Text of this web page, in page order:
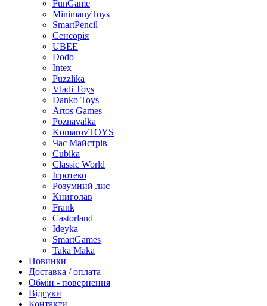
FunGame
MinimanyToys
SmartPencil
Сенсорія
UBEE
Dodo
Intex
Puzzlika
Vladi Toys
Danko Toys
Artos Games
Poznavalka
KomarovTOYS
Час Майстрів
Cubika
Classic World
Ігротеко
Розумний лис
Книголав
Frank
Castorland
Ideyka
SmartGames
Taka Maka
Новинки
Доставка / оплата
Обмін - повернення
Відгуки
Контакти